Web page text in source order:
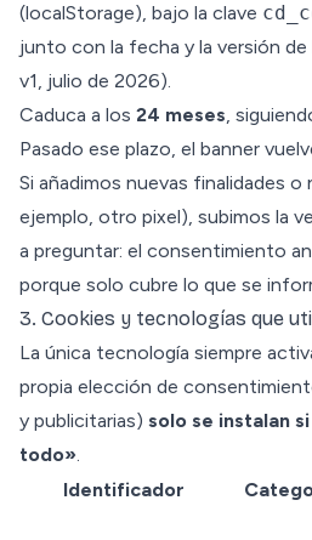
(localStorage), bajo la clave
junto con la fecha y la versión
v1, julio de 2026).
Caduca a los 24 meses,
Pasado ese plazo, el banner
Si añadimos nuevas finalidades
ejemplo, otro pixel), subimos la
a preguntar: el consentimiento
porque solo cubre lo que se
3. Cookies y tecnologías que
La única tecnología siempre
propia elección de
y publicitarias) solo se instalan
todo».
Identificador